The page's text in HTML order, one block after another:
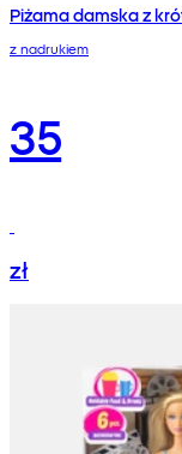
Piżama damska z
z nadrukiem
35
zł